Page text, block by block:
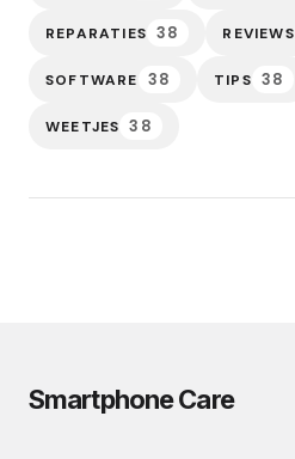
REPARATIES 38 REVIEWS
SOFTWARE 38 TIPS 38
WEETJES 38
Smartphone Care